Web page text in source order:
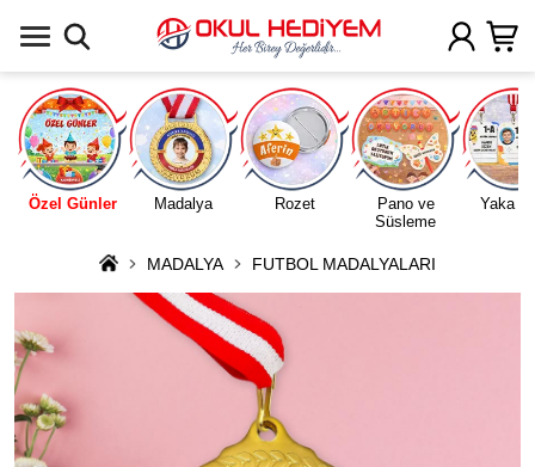
Özel Günler Madalya Rozet
Pano ve
Süsleme
Yaka
MADALYA FUTBOL MADALYALARI
Uygulamada Aç